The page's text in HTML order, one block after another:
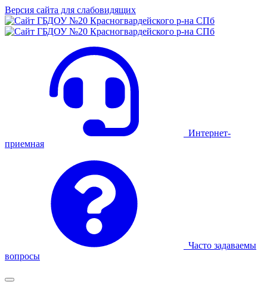
Версия сайта для слабовидящих
Интернет-
приемная
Часто задаваемы
вопросы